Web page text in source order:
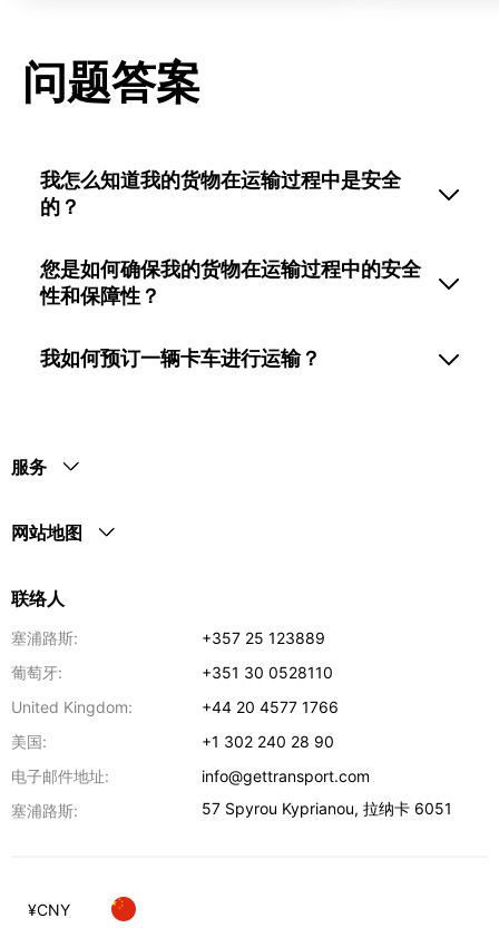
问题答案
我怎么知道我的货物在运输过程中是安全
的？
您是如何确保我的货物在运输过程中的安全
性和保障性？
我如何预订一辆卡车进行运输？
服务
网站地图
联络人
塞浦路斯:
+357 25 123889
葡萄牙:
+351 30 0528110
United Kingdom:
+44 20 4577 1766
美国:
+1 302 240 28 90
电子邮件地址:
info@gettransport.com
塞浦路斯:
57 Spyrou Kyprianou,拉纳卡 6051
¥CNY